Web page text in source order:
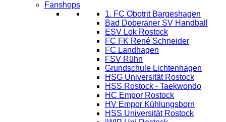
Fanshops
1. FC Obotrit Bargeshagen
Bad Doberaner SV Handball
ESV Lok Rostock
FC FK René Schneider
FC Landhagen
FSV Rühn
Grundschule Lichtenhagen
HSG Universität Rostock
HSS Rostock - Taekwondo
HC Empor Rostock
HV Empor Kühlungsborn
HSS Universität Rostock